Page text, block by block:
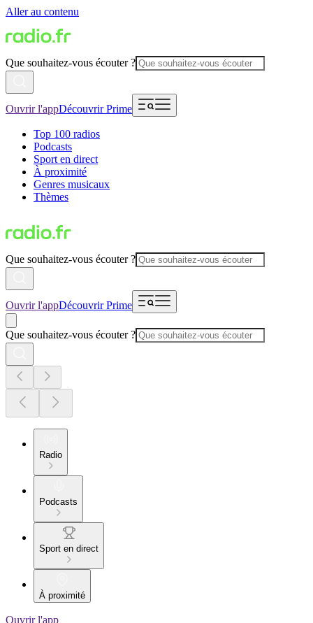
Aller au contenu
Que souhaitez-vous écouter ?
Ouvrir l'appDécouvrir Prime
Top 100 radios
Podcasts
Sport en direct
À proximité
Genres musicaux
Thèmes
Que souhaitez-vous écouter ?
Ouvrir l'appDécouvrir Prime
Que souhaitez-vous écouter ?
Radio
Podcasts
Sport en direct
À proximité
Ouvrir l'app